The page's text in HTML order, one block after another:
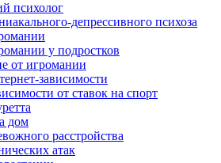
психолог
депрессивного психоза
у подростков
от игромании
зависимости
от ставок на спорт
дом
расстройства
атак